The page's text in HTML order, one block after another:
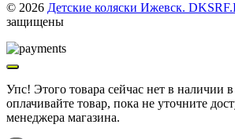
© 2026 Детские коляски Ижевск.
защищены
Упс! Этого товара сейчас нет в наличии
оплачивайте товар, пока не уточните
менеджера магазина.